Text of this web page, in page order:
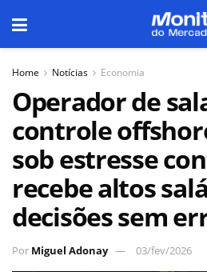
Home Notícias Economia
Operador de
controle
sob estresse
recebe altos
decisões sem
Por Miguel Adonay 03/fev/2026